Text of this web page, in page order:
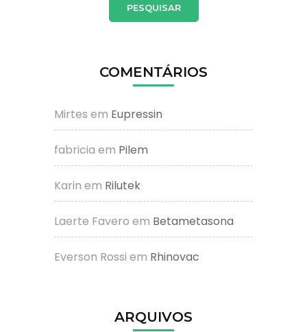
COMENTÁRIOS
Mirtes em Eupressin
fabricia em Pilem
Karin em Rilutek
Laerte Favero em Betametasona
Everson Rossi em Rhinovac
ARQUIVOS